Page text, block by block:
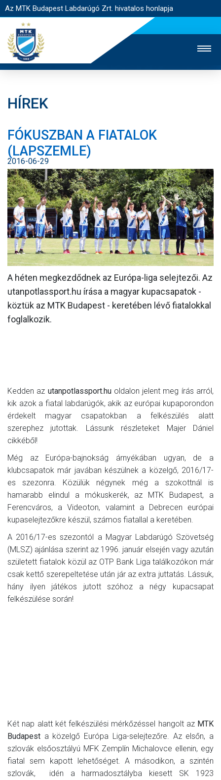
Az MTK Budapest Labdarúgó Zrt. hivatalos honlapja
JEGYÉRTÉKESÍTÉS
WEBSHOP
STADION
EGYESÜLET
NYITÓLAP
HÍREK
CSAPATOK
MÉRKŐZÉSEK
KLUB
GALÉRIA
SZURKOLÓI ÉLMÉNYEK
HÍREK
FÓKUSZBAN A FIATALOK
(LAPSZEMLE)
2016-06-29
A héten megkezdődnek az Európa-liga selejtezői. Az
utanpotlassport.hu írása a magyar kupacsapatok -
köztük az MTK Budapest - keretében lévő fiatalokkal
foglalkozik.
Kedden az utanpotlassport.huoldalon jelent meg írás arról,
kik azok a fiatal labdarúgók, akik az európai kupaporondon
érdekelt magyar csapatokban a felkészülés alatt
szerephez jutottak. Lássunk részleteket Majer Dániel
cikkéből!
Még az Európa-bajnokság árnyékában ugyan, de a
klubcsapatok már javában készülnek a közelgő, 2016/17-
es szezonra. Közülük négynek még a szokottnál is
hamarabb elindul a mókuskerék, az MTK Budapest, a
Ferencváros, a Videoton, valamint a Debrecen európai
kupaselejtezőkre készül, számos fiatallal a keretében.
A 2016/17-es szezontól a Magyar Labdarúgó Szövetség
(MLSZ) ajánlása szerint az 1996. január elsején vagy azután
született fiatalok közül az OTP Bank Liga találkozókon már
csak kettő szerepeltetése után jár az extra juttatás. Lássuk,
hány ilyen játékos jutott szóhoz a négy kupacsapat
felkészülése során!
Két nap alatt két felkészülési mérkőzéssel hangolt az MTK
Budapest a közelgő Európa Liga-selejtezőre. Az elsőn, a
szlovák elsőosztályú MFK Zemplín Michalovce ellenin, egy
fiatal sem kapott lehetőséget. A másodikon, a szintén
szlovák, idén a harmadosztályba kiesett SK 1923